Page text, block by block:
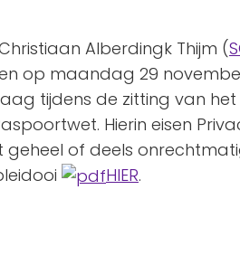
Alberdingk Thijm (
op maandag 29
tijdens de zitting van
Hierin eisen
geheel of deels
HIER.